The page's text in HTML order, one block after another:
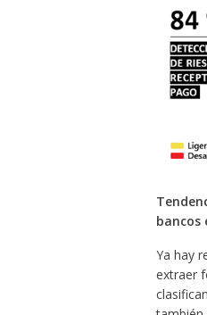
bancos
Ya hay
extraer